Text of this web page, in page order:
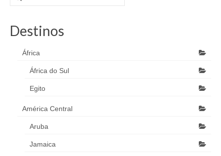
Destinos
África
África do Sul
Egito
América Central
Aruba
Jamaica